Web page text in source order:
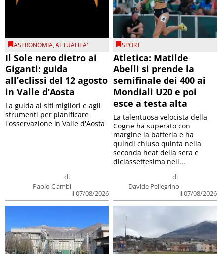
ASTRONOMIA,ATTUALITA'
Il Sole nero dietro ai
Giganti: guida
all’eclissi del 12 agosto
in Valle d’Aosta
di
Paolo Ciambi
il 07/08/2026
La guida ai siti migliori e agli
strumenti per pianificare
l'osservazione in Valle d'Aosta
SPORT
Atletica: Matilde
Abelli si prende la
semifinale dei 400 ai
Mondiali U20 e poi
esce a testa alta
di
Davide Pellegrino
il 07/08/2026
La talentuosa velocista della
Cogne ha superato con
margine la batteria e ha
quindi chiuso quinta nella
seconda heat della sera e
diciassettesima nell...